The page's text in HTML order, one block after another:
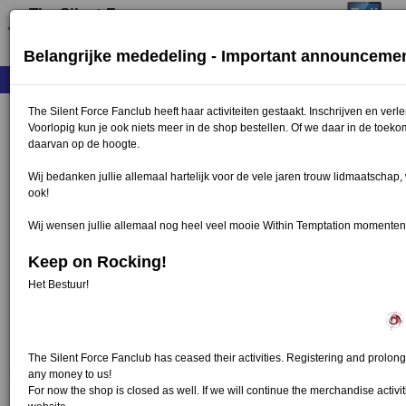
The Silent Force
Post navigation
Previous Post Next Post→
een mooie dag toe. …
Band news Birthday
De veiling van Robert’s gitaar is beëindigd en de gitaar
heeft een nieuwe eigenaar We wensen hem veel plezier
met deze exclusieve aanwinst en we bedanken jullie
Belangrijke mededeling - Important
The Silent Force Fanclub heeft haar activiteiten gestaakt. Inschrijven en
Voorlopig kun je ook niets meer in de shop bestellen. Of we daar in de
daarvan op de hoogte.
Wij bedanken jullie allemaal hartelijk voor de vele jaren trouw
ook!
Wij wensen jullie allemaal nog heel veel mooie Within Temptation
Keep on Rocking!
Het Bestuur!
The Silent Force Fanclub has ceased their activities. Registering and
any money to us!
For now the shop is closed as well. If we will continue the merchandise